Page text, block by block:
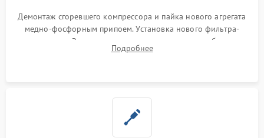
Демонтаж сгоревшего компрессора и пайка нового агрегата
медно-фосфорным припоем. Установка нового фильтра-
осушителя. Замена изношенных вентиляторов обдува,
сломанных заслонок или поврежденных дверных петель.
Подробнее